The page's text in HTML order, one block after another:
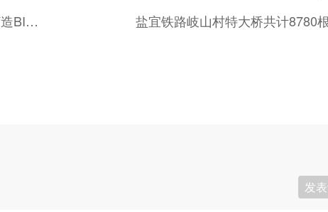
厦门未来产业科技园滨海淤泥地质桩基施工打造BIM+智慧工地一体化平台 盐宜铁路岐山村特大桥共计8780
发